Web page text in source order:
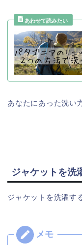
あなたにあった洗い
ジャケットを洗
ジャケットを洗濯す